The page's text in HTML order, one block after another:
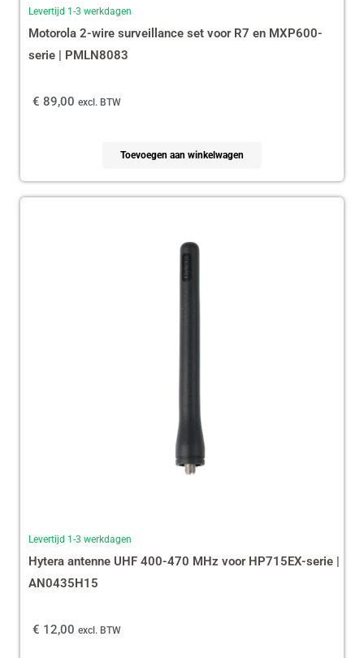
Levertijd 1-3 werkdagen
Motorola 2-wire surveillance set voor R7 en MXP600-
serie | PMLN8083
€ 89,00 excl. BTW
Toevoegen aan winkelwagen
Levertijd 1-3 werkdagen
Hytera antenne UHF 400-470 MHz voor HP715EX-serie |
AN0435H15
€ 12,00 excl. BTW